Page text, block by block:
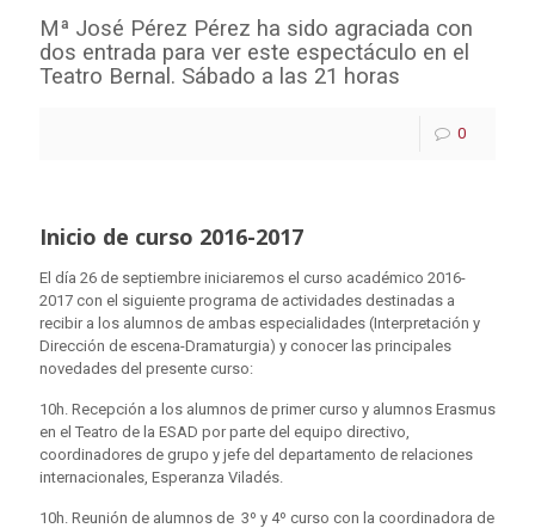
Mª José Pérez Pérez ha sido agraciada con
dos entrada para ver este espectáculo en el
Teatro Bernal. Sábado a las 21 horas
0
Inicio de curso 2016-2017
El día 26 de septiembre iniciaremos el curso académico 2016-
2017 con el siguiente programa de actividades destinadas a
recibir a los alumnos de ambas especialidades (Interpretación y
Dirección de escena-Dramaturgia) y conocer las principales
novedades del presente curso:
10h. Recepción a los alumnos de primer curso y alumnos Erasmus
en el Teatro de la ESAD por parte del equipo directivo,
coordinadores de grupo y jefe del departamento de relaciones
internacionales, Esperanza Viladés.
10h. Reunión de alumnos de 3º y 4º curso con la coordinadora de